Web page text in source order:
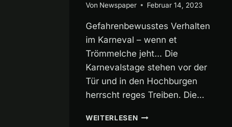
Von Newspaper Februar 14, 2023
Gefahrenbewusstes Verhalten
im Karneval – wenn et
Trömmelche jeht… Die
Karnevalstage stehen vor der
Tür und in den Hochburgen
herrscht reges Treiben. Die…
WEITERLESENPERSÖNLICHE